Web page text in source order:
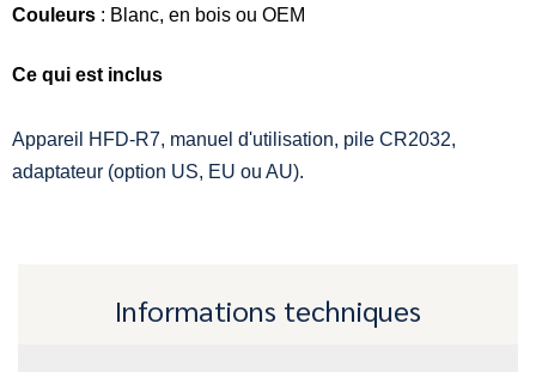
Couleurs : Blanc, en bois ou OEM
Ce qui est inclus
Appareil HFD-R7, manuel d'utilisation, pile CR2032,
adaptateur (option US, EU ou AU).
Informations techniques